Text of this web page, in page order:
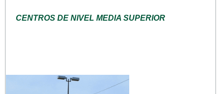
CENTROS DE NIVEL MEDIA SUPERIOR